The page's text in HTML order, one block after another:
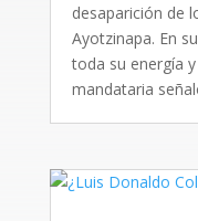
desaparición de
Ayotzinapa. En
toda su energía
mandataria